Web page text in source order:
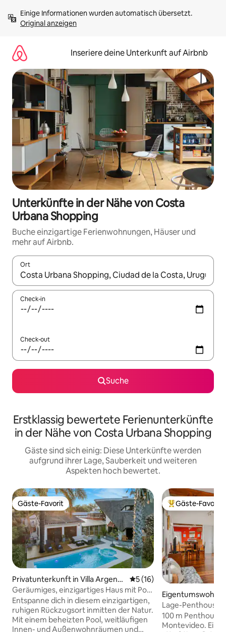
Inhalten
springenOriginal anzeigen
Inseriere deine Unterkunft auf Airbnb
Unterkünfte in der Nähe von Costa
Urbana Shopping
Buche einzigartige Ferienwohnungen, Häuser und
mehr auf Airbnb.
Ort
Wenn Ergebnisse verfügbar sind, navigiere mit den
Check-in
Check-out
Suche
Erstklassig bewertete Ferienunterkünfte
in der Nähe von Costa Urbana Shopping
Gäste sind sich einig: Diese Unterkünfte werden
aufgrund ihrer Lage, Sauberkeit und weiteren
Aspekten hoch bewertet.
Gäste-Favorit
Gäste-Favorit
Privatunterkunft in Villa Argenti
na
Durchschnittliche
5 (16)
Geräumiges, einzigartiges Haus mit Pool
in Strandnähe
Entspanne dich in diesem einzigartigen,
ruhigen Rückzugsort inmitten der Natur.
Mit einem beheizten Pool, weitläufigen
Innen- und Außenwohnräumen und
Beliebter Gäste-
Gäste-Favorit
tevideo
Lage-Penthouse
100 m
Montevideo. Ein